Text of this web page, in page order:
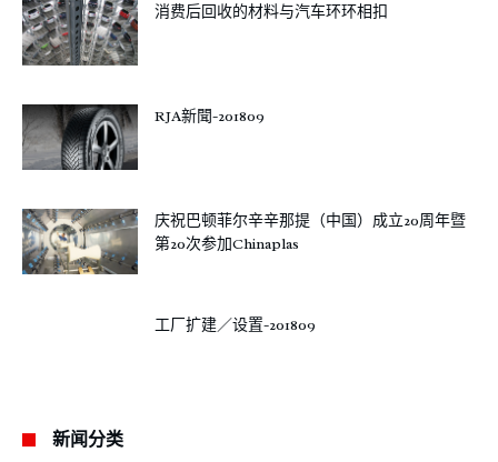
消费后回收的材料与汽车环环相扣
RJA新聞-201809
庆祝巴顿菲尔辛辛那提（中国）成立20周年暨
第20次参加Chinaplas
工厂扩建／设置-201809
新闻分类